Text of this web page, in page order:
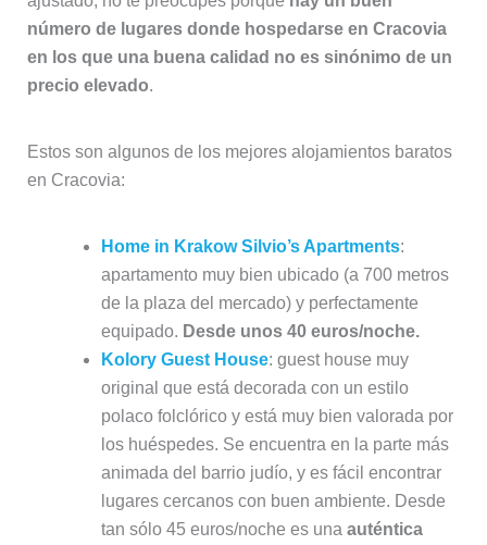
número de lugares donde hospedarse en Cracovia
en los que una buena calidad no es sinónimo de un
precio elevado.
Estos son algunos de los mejores alojamientos baratos
en Cracovia:
Home in Krakow Silvio’s Apartments:
apartamento muy bien ubicado (a 700 metros
de la plaza del mercado) y perfectamente
equipado. Desde unos 40 euros/noche.
Kolory Guest House: guest house muy
original que está decorada con un estilo
polaco folclórico y está muy bien valorada por
los huéspedes. Se encuentra en la parte más
animada del barrio judío, y es fácil encontrar
lugares cercanos con buen ambiente. Desde
tan sólo 45 euros/noche es una auténtica